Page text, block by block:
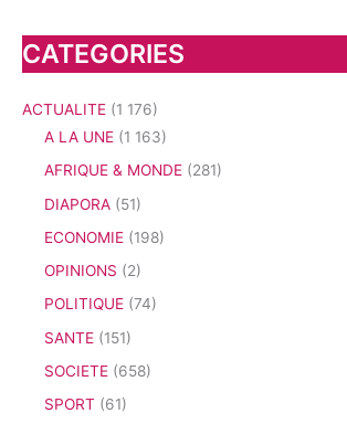
CATEGORIES
ACTUALITE (1 176)
A LA UNE (1 163)
AFRIQUE & MONDE (281)
DIAPORA (51)
ECONOMIE (198)
OPINIONS (2)
POLITIQUE (74)
SANTE (151)
SOCIETE (658)
SPORT (61)